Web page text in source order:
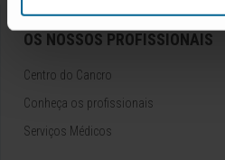
OS NOSSOS PROFISSIONAIS
Centro do Cancro
Conheça os profissionais
Serviços Médicos